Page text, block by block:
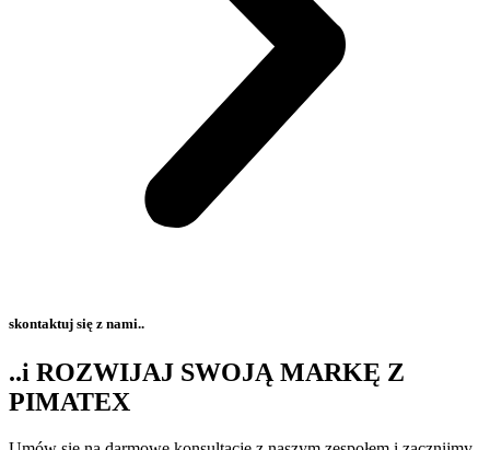
skontaktuj się z nami..
..i ROZWIJAJ SWOJĄ MARKĘ Z
PIMATEX